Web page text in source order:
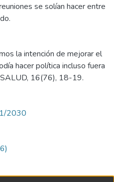
se solían hacer entre
la intención de mejorar el
hacer política incluso fuera
16(76), 18-19.
2030